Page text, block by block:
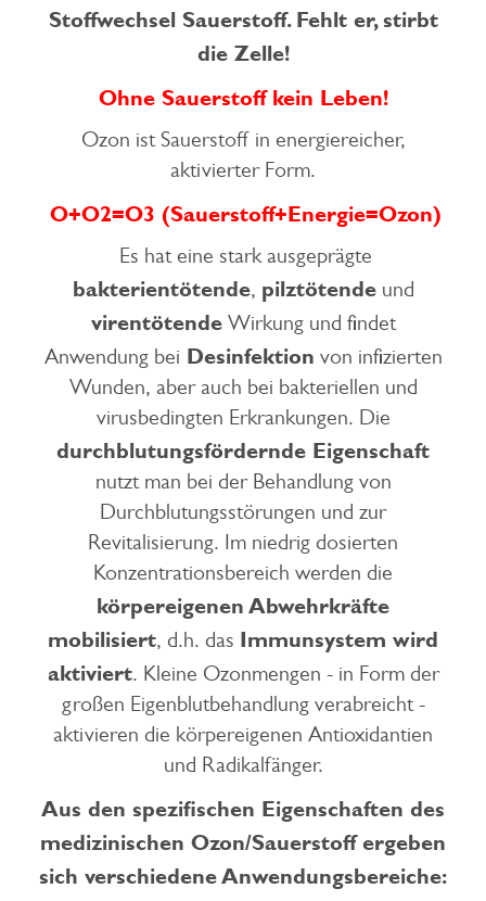
Stoffwechsel Sauerstoff. Fehlt er, stirbt
die Zelle!
Ohne Sauerstoff kein Leben!
Ozon ist Sauerstoff in energiereicher,
aktivierter Form.
O+O2=O3 (Sauerstoff+Energie=Ozon)
Es hat eine stark ausgeprägte
bakterientötende, pilztötendeund
virentötendeWirkung und findet
Anwendung bei Desinfektion von infizierten
Wunden, aber auch bei bakteriellen und
virusbedingten Erkrankungen. Die
durchblutungsfördernde Eigenschaft
nutzt man bei der Behandlung von
Durchblutungsstörungen und zur
Revitalisierung. Im niedrig dosierten
Konzentrationsbereich werden die
körpereigenen Abwehrkräfte
mobilisiert, d.h. das Immunsystem wird
aktiviert. Kleine Ozonmengen - in Form der
großen Eigenblutbehandlung verabreicht -
aktivieren die körpereigenen Antioxidantien
und Radikalfänger.
Aus den spezifischen Eigenschaften des
medizinischen Ozon/Sauerstoff ergeben
sich verschiedene Anwendungsbereiche: